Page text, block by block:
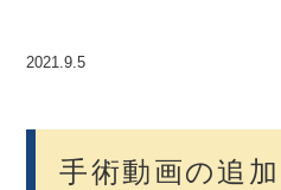
2021.9.5
手術動画の追加